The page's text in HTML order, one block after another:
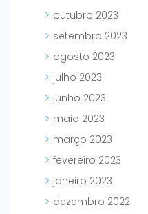
outubro 2023
setembro 2023
agosto 2023
julho 2023
junho 2023
maio 2023
março 2023
fevereiro 2023
janeiro 2023
dezembro 2022